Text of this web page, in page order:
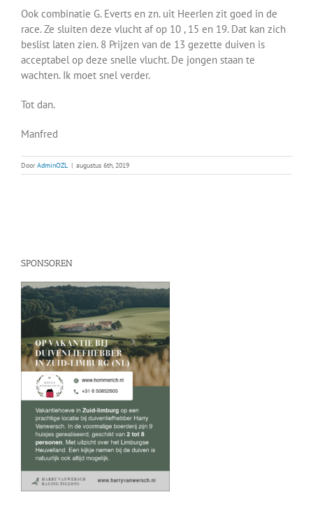
Ook combinatie G. Everts en zn. uit Heerlen zit goed in de
race. Ze sluiten deze vlucht af op 10 , 15 en 19. Dat kan zich
beslist laten zien. 8 Prijzen van de 13 gezette duiven is
acceptabel op deze snelle vlucht. De jongen staan te
wachten. Ik moet snel verder.
Tot dan.
Manfred
DoorAdminOZL | augustus 6th, 2019
SPONSOREN